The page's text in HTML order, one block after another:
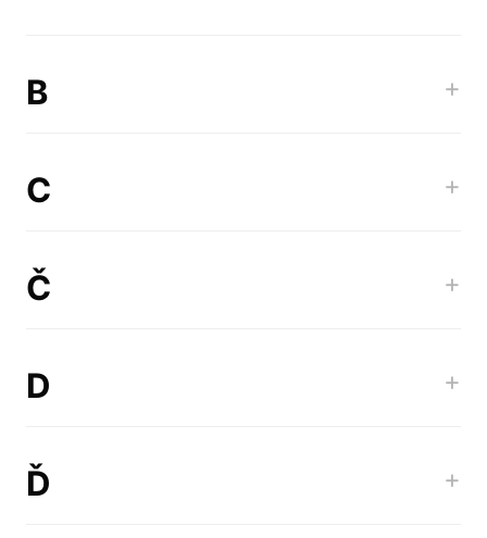
B +
C +
Č +
D +
Ď +